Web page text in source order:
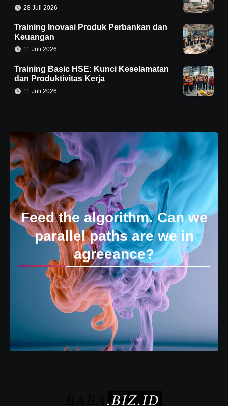
28 Juli 2026
Training Inovasi Produk Perbankan dan
Keuangan
11 Juli 2026
Training Basic HSE: Kunci Keselamatan
dan Produktivitas Kerja
11 Juli 2026
Feed the algorithm. Can we
parallel paths are we in
agreeance?